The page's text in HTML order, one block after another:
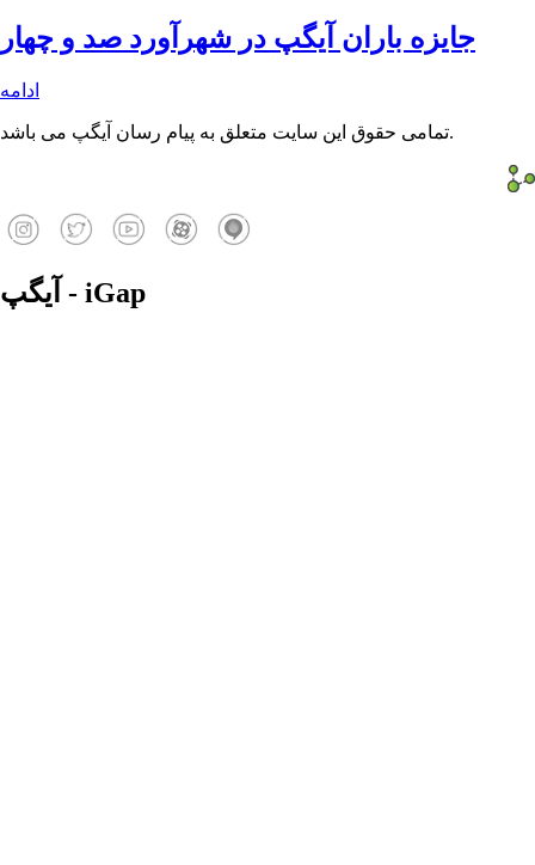
جایزه باران آیگپ در شهرآورد صد و چهار
ادامه
تمامی حقوق این سایت متعلق به پیام رسان آیگپ می باشد.
آیگپ - iGap